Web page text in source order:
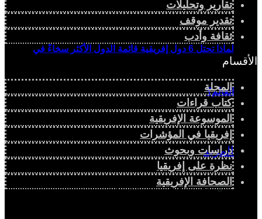
لماذا تحتل 6 دول إفريقية قائمة الدول الأكثر سخاءً في
العالم؟
المزيد
إفريقيا في المؤشرات
تقارير وتحليلات
تقدير موقف
ثقافة وأدب
الأقسام
المجلة
كتاب قراءات
الموسوعة الإفريقية
إفريقيا في المؤشرات
دراسات وبحوث
نظرة على إفريقيا
الصحافة الإفريقية